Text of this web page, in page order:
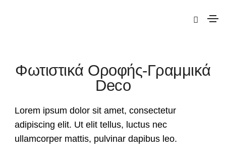
Φωτιστικά Οροφής-Γραμμικά
Deco
Lorem ipsum dolor sit amet, consectetur
adipiscing elit. Ut elit tellus, luctus nec
ullamcorper mattis, pulvinar dapibus leo.